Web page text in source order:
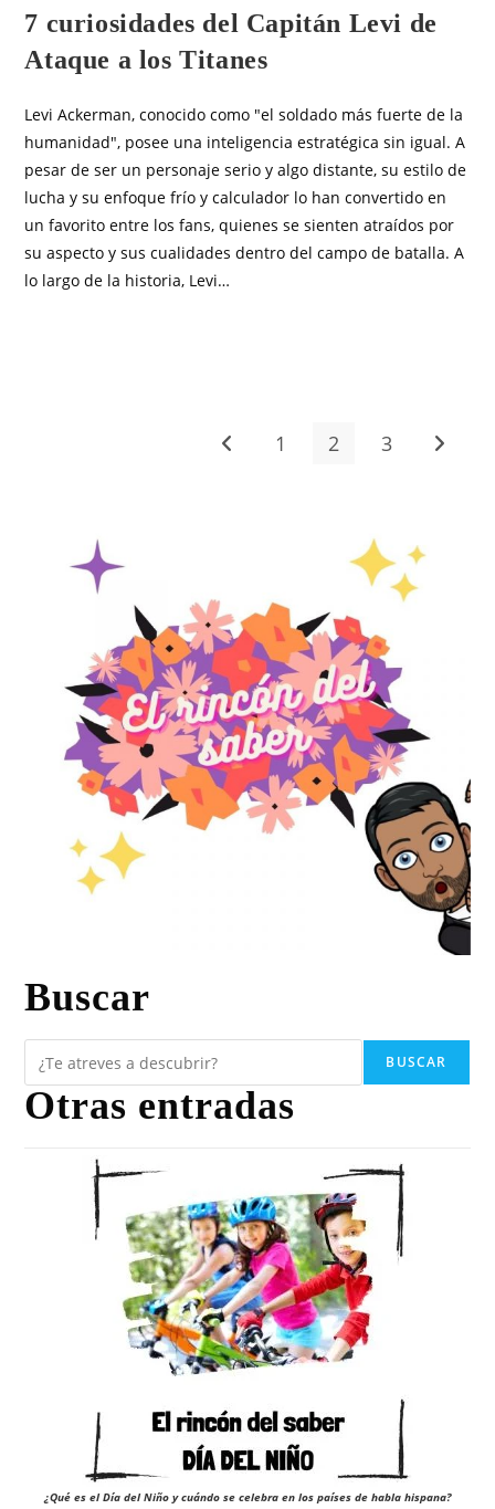
7 curiosidades del Capitán Levi de
Ataque a los Titanes
Levi Ackerman, conocido como "el soldado más fuerte de la
humanidad", posee una inteligencia estratégica sin igual. A
pesar de ser un personaje serio y algo distante, su estilo de
lucha y su enfoque frío y calculador lo han convertido en
un favorito entre los fans, quienes se sienten atraídos por
su aspecto y sus cualidades dentro del campo de batalla. A
lo largo de la historia, Levi…
1 2 3
Buscar
BUSCAR
Otras entradas
¿Qué es el Día del Niño y cuándo se celebra en los países de habla hispana?